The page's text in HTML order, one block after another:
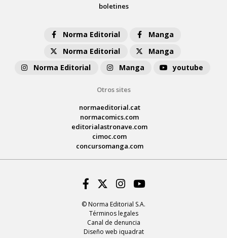
boletines
Norma Editorial
Manga
Norma Editorial
Manga
Norma Editorial
Manga youtube
Otros sites
normaeditorial.cat
normacomics.com
editorialastronave.com
cimoc.com
concursomanga.com
© Norma Editorial S.A.
Términos legales
Canal de denuncia
Diseño web iquadrat
Facebook
Twitter
Instagram
Youtube